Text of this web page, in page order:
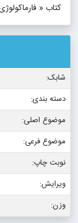
کتاب «
شابک:
دسته بندی:
موضوع اصلی:
موضوع فرعی:
نوبت چاپ:
ویرایش:
وزن: